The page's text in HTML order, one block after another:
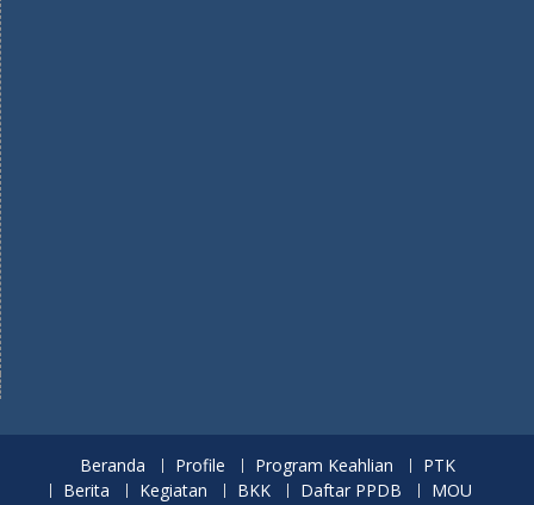
Beranda Profile Program Keahlian
PTK
Berita
Kegiatan BKK Daftar PPDB MOU